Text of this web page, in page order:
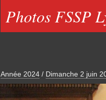
Photos FSSP
Année 2024 / Dimanche 2 juin